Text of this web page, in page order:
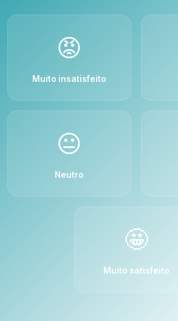
😡
Muito insatisfeito
😐
Neutro
🤩
Muito satisfeito